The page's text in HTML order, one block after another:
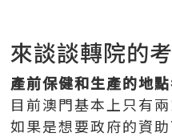
來談談轉院的
產前保健和生產的地點
目前澳門基本上只有
如果是想要政府的資